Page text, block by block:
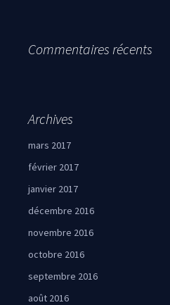
Commentaires récents
Archives
mars 2017
février 2017
janvier 2017
décembre 2016
novembre 2016
octobre 2016
septembre 2016
août 2016